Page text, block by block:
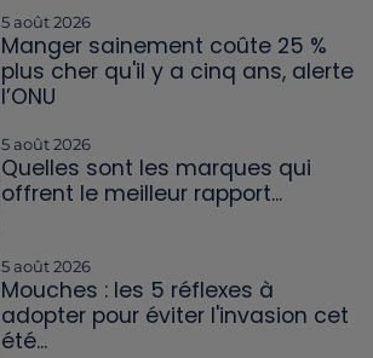
5 août 2026
Manger sainement coûte 25 %
plus cher qu'il y a cinq ans, alerte
l’ONU
5 août 2026
Quelles sont les marques qui
offrent le meilleur rapport...
5 août 2026
Mouches : les 5 réflexes à
adopter pour éviter l'invasion cet
été...